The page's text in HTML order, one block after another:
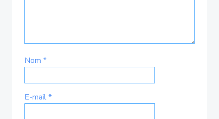
Nom *
E-mail*